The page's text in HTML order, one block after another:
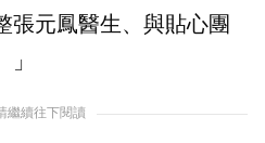
張元鳳醫生、與貼心團
繼續往下閱讀